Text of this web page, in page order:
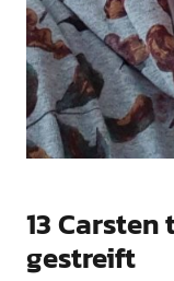
13
gestreift